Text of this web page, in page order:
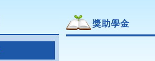
獎助學金